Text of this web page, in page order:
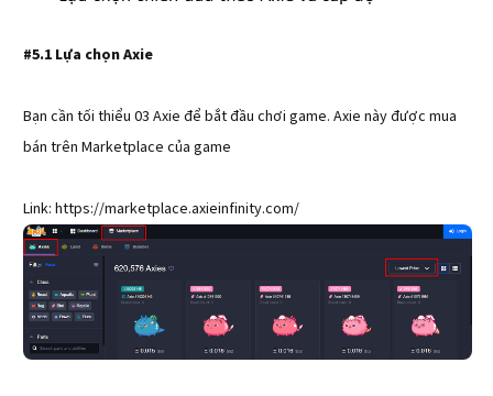
#5.1 Lựa chọn Axie
Bạn cần tối thiểu 03 Axie để bắt đầu chơi game. Axie này được mua
bán trên Marketplace của game
Link: https://marketplace.axieinfinity.com/